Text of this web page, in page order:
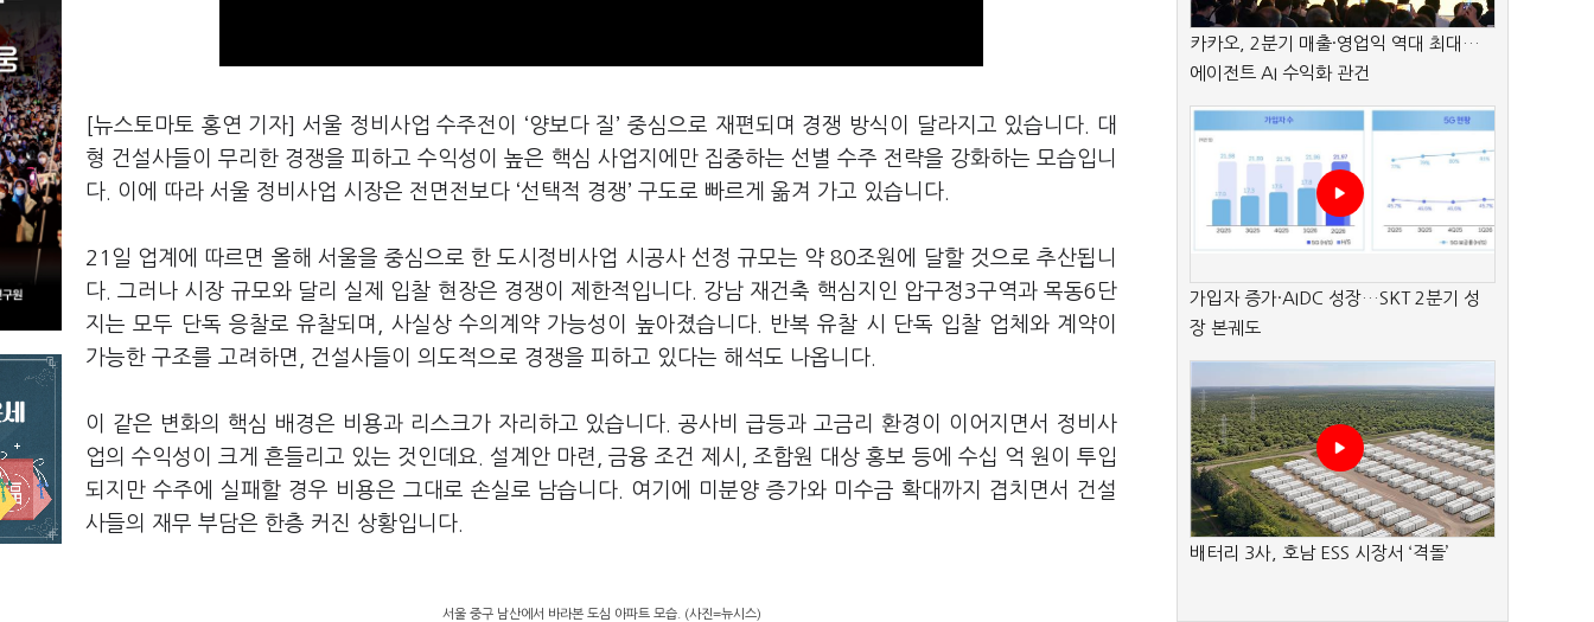
[뉴스토마토 홍연 기자] 서울 정비사업 수주전이 ‘양보다 질’ 중심으로 재편되며 경쟁 방식이 달라지고 있습니다. 대
형 건설사들이 무리한 경쟁을 피하고 수익성이 높은 핵심 사업지에만 집중하는 선별 수주 전략을 강화하는 모습입니
다. 이에 따라 서울 정비사업 시장은 전면전보다 ‘선택적 경쟁’ 구도로 빠르게 옮겨 가고 있습니다.
21일 업계에 따르면 올해 서울을 중심으로 한 도시정비사업 시공사 선정 규모는 약 80조원에 달할 것으로 추산됩니
다. 그러나 시장 규모와 달리 실제 입찰 현장은 경쟁이 제한적입니다. 강남 재건축 핵심지인 압구정3구역과 목동6단
지는 모두 단독 응찰로 유찰되며, 사실상 수의계약 가능성이 높아졌습니다. 반복 유찰 시 단독 입찰 업체와 계약이
가능한 구조를 고려하면, 건설사들이 의도적으로 경쟁을 피하고 있다는 해석도 나옵니다.
이 같은 변화의 핵심 배경은 비용과 리스크가 자리하고 있습니다. 공사비 급등과 고금리 환경이 이어지면서 정비사
업의 수익성이 크게 흔들리고 있는 것인데요. 설계안 마련, 금융 조건 제시, 조합원 대상 홍보 등에 수십 억 원이 투입
되지만 수주에 실패할 경우 비용은 그대로 손실로 남습니다. 여기에 미분양 증가와 미수금 확대까지 겹치면서 건설
사들의 재무 부담은 한층 커진 상황입니다.
서울 중구 남산에서 바라본 도심 아파트 모습. (사진=뉴시스)
카카오, 2분기 매출·영업익 역대 최대…
에이전트 AI 수익화 관건
가입자 증가·AIDC 성장…SKT 2분기 성
장 본궤도
배터리 3사, 호남 ESS 시장서 ‘격돌’